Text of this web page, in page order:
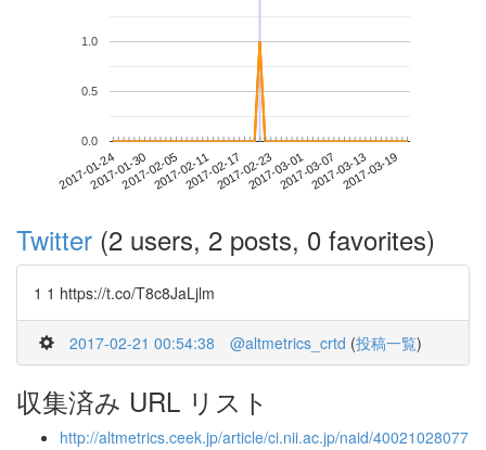
2017-01-242017-01-302017-02-052017-02-112017-02-172017-02-232017-03-012017-03-072017-03-132017-03-19
0.0
0.5
1.0
Twitter (2 users, 2 posts, 0 favorites)
1 1 https://t.co/T8c8JaLjlm
2017-02-21 00:54:38 @altmetrics_crtd (投稿一覧)
収集済み URL リスト
http://altmetrics.ceek.jp/article/ci.nii.ac.jp/naid/40021028077